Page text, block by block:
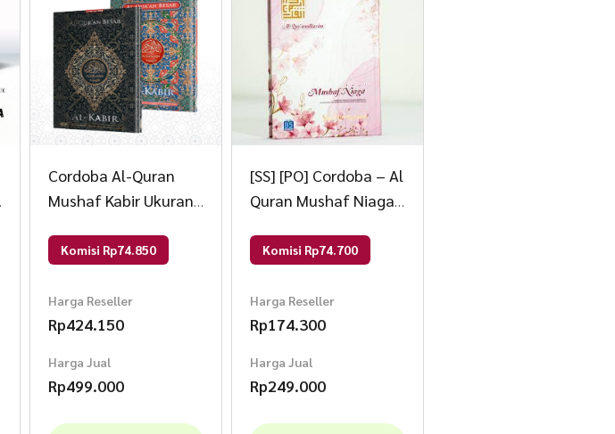
Cordoba Al-Quran
Mushaf Kabir Ukuran
Masih Terbaca (B4) B4
Random
Komisi Rp74.850
Harga Reseller
Rp424.150
Harga Jual
Rp499.000
[SS] [PO] Cordoba – Al
Quran Mushaf Niaga
Custom 3
Komisi Rp74.700
Harga Reseller
Rp174.300
Harga Jual
Rp249.000